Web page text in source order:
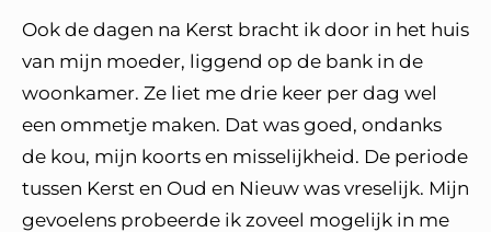
Ook de dagen na Kerst bracht ik door in het huis
van mijn moeder, liggend op de bank in de
woonkamer. Ze liet me drie keer per dag wel
een ommetje maken. Dat was goed, ondanks
de kou, mijn koorts en misselijkheid. De periode
tussen Kerst en Oud en Nieuw was vreselijk. Mijn
gevoelens probeerde ik zoveel mogelijk in me